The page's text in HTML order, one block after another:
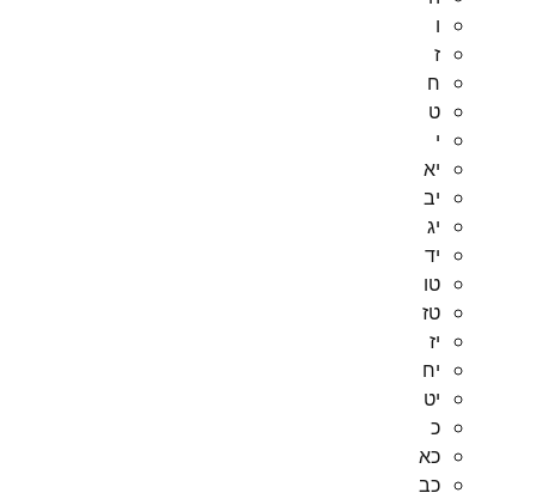
ו
ז
ח
ט
י
יא
יב
יג
יד
טו
טז
יז
יח
יט
כ
כא
כב